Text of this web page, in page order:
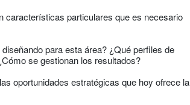
características particulares que es necesario
para esta área? ¿Qué perfiles de
se gestionan los resultados?
oportunidades estratégicas que hoy ofrece la